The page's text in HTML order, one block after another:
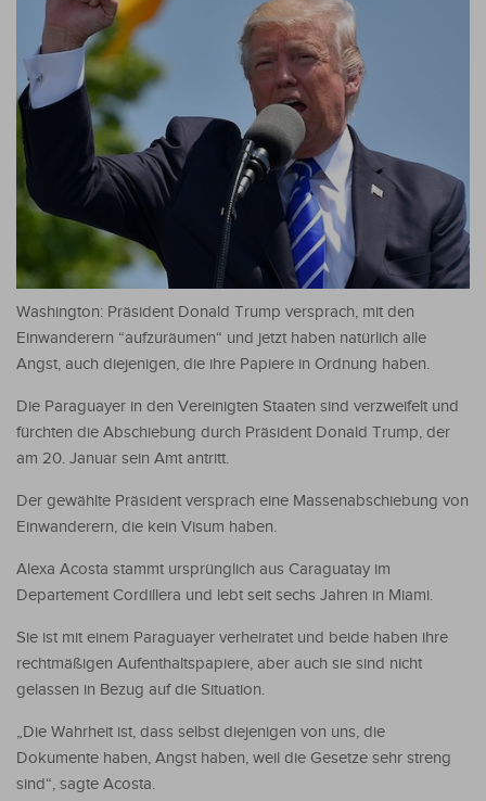
Washington: Präsident Donald Trump versprach, mit den
Einwanderern “aufzuräumen“ und jetzt haben natürlich alle
Angst, auch diejenigen, die ihre Papiere in Ordnung haben.
Die Paraguayer in den Vereinigten Staaten sind verzweifelt und
fürchten die Abschiebung durch Präsident Donald Trump, der
am 20. Januar sein Amt antritt.
Der gewählte Präsident versprach eine Massenabschiebung von
Einwanderern, die kein Visum haben.
Alexa Acosta stammt ursprünglich aus Caraguatay im
Departement Cordillera und lebt seit sechs Jahren in Miami.
Sie ist mit einem Paraguayer verheiratet und beide haben ihre
rechtmäßigen Aufenthaltspapiere, aber auch sie sind nicht
gelassen in Bezug auf die Situation.
„Die Wahrheit ist, dass selbst diejenigen von uns, die
Dokumente haben, Angst haben, weil die Gesetze sehr streng
sind“, sagte Acosta.